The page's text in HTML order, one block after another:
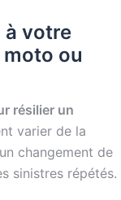
à votre
ou
résilier un
varier de la
changement de
sinistres répétés.